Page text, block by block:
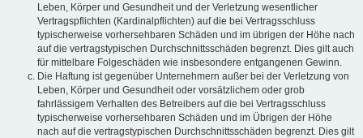
Leben, Körper und Gesundheit und der Verletzung wesentlicher
Vertragspflichten (Kardinalpflichten) auf die bei Vertragsschluss
typischerweise vorhersehbaren Schäden und im übrigen der Höhe nach
auf die vertragstypischen Durchschnittsschäden begrenzt. Dies gilt auch
für mittelbare Folgeschäden wie insbesondere entgangenen Gewinn.
Die Haftung ist gegenüber Unternehmern außer bei der Verletzung von
Leben, Körper und Gesundheit oder vorsätzlichem oder grob
fahrlässigem Verhalten des Betreibers auf die bei Vertragsschluss
typischerweise vorhersehbaren Schäden und im Übrigen der Höhe
nach auf die vertragstypischen Durchschnittsschäden begrenzt. Dies gilt